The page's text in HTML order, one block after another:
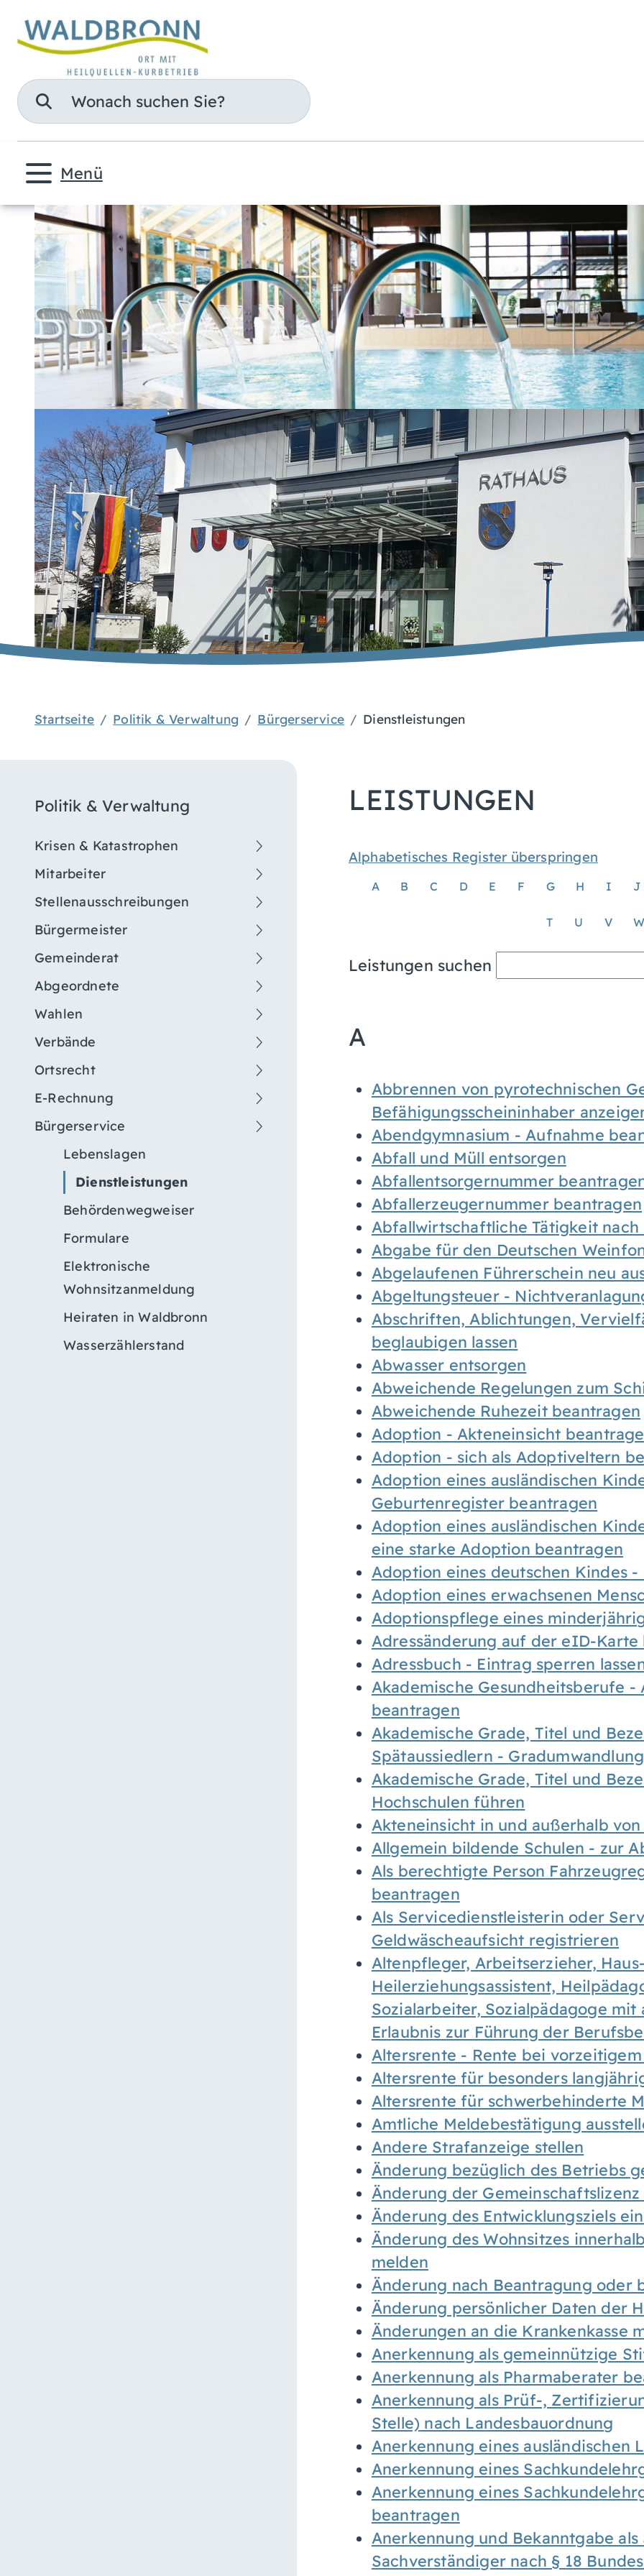
Suche
Menü
Startseite Politik & Verwaltung Bürgerservice Dienstleistungen
Politik & Verwaltung
Krisen & Katastrophen
Mitarbeiter
Stellenausschreibungen
Bürgermeister
Gemeinderat
Abgeordnete
Wahlen
Verbände
Ortsrecht
E-Rechnung
Bürgerservice
Lebenslagen
Dienstleistungen
Behördenwegweiser
Formulare
Elektronische
Wohnsitzanmeldung
Heiraten in Waldbronn
Wasserzählerstand
LEISTUNGEN
Alphabetisches Register überspringen
A B C D E F G H I J
T U V
Leistungen suchen
A
Abbrennen von pyrotechnischen
Befähigungsscheininhaber
Abendgymnasium - Aufnahme
Abfall und Müll entsorgen
Abfallentsorgernummer
Abfallerzeugernummer beantragen
Abfallwirtschaftliche Tätigkeit
Abgabe für den Deutschen
Abgelaufenen Führerschein neu
Abgeltungsteuer -
Abschriften, Ablichtungen,
beglaubigen lassen
Abwasser entsorgen
Abweichende Regelungen zum
Abweichende Ruhezeit beantragen
Adoption - Akteneinsicht
Adoption - sich als Adoptiveltern
Adoption eines ausländischen
Geburtenregister beantragen
Adoption eines ausländischen
eine starke Adoption beantragen
Adoption eines deutschen Kindes
Adoption eines erwachsenen
Adoptionspflege eines
Adressänderung auf der eID-Karte
Adressbuch - Eintrag sperren
Akademische Gesundheitsberufe
beantragen
Akademische Grade, Titel und
Spätaussiedlern -
Akademische Grade, Titel und
Hochschulen führen
Akteneinsicht in und außerhalb
Allgemein bildende Schulen - zur
Als berechtigte Person
beantragen
Als Servicedienstleisterin oder
Geldwäscheaufsicht registrieren
Altenpfleger, Arbeitserzieher,
Heilerziehungsassistent,
Sozialarbeiter, Sozialpädagoge
Erlaubnis zur Führung der
Altersrente - Rente bei
Altersrente für besonders
Altersrente für schwerbehinderte
Amtliche Meldebestätigung
Andere Strafanzeige stellen
Änderung bezüglich des Betriebs
Änderung der
Änderung des Entwicklungsziels
Änderung des Wohnsitzes
melden
Änderung nach Beantragung
Änderung persönlicher Daten der
Änderungen an die Krankenkasse
Anerkennung als gemeinnützige
Anerkennung als Pharmaberater
Anerkennung als Prüf-,
Stelle) nach Landesbauordnung
Anerkennung eines ausländischen
Anerkennung eines
Anerkennung eines
beantragen
Anerkennung und Bekanntgabe
Sachverständiger nach § 18